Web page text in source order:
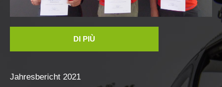
DI PIÙ
Jahresbericht 2021